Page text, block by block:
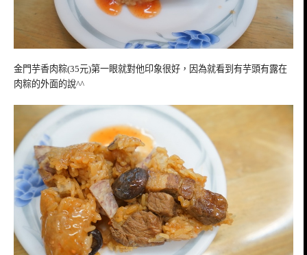
金門芋香肉粽(35元)第一眼就對他印象很好，因為就看到有芋頭有露在
肉粽的外面的說^^